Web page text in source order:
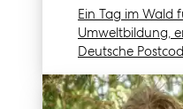
Ein Tag im Wald
Umweltbildung,
Deutsche